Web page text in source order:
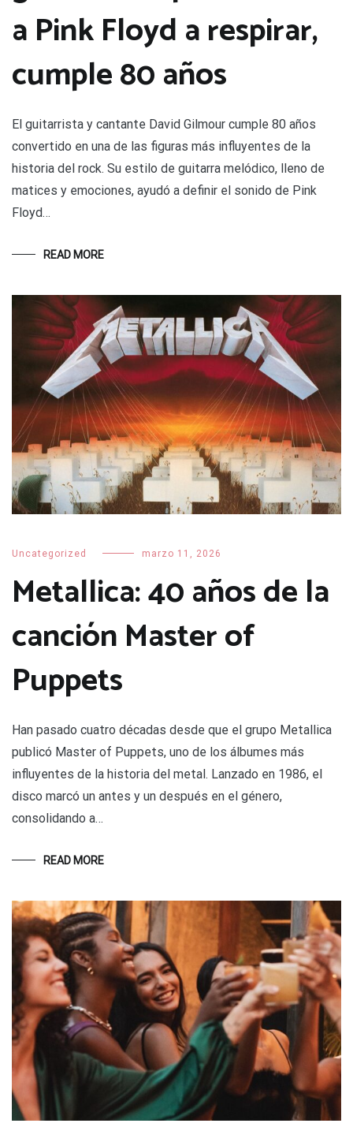
a Pink Floyd a respirar,
cumple 80 años
El guitarrista y cantante David Gilmour cumple 80 años
convertido en una de las figuras más influyentes de la
historia del rock. Su estilo de guitarra melódico, lleno de
matices y emociones, ayudó a definir el sonido de Pink
Floyd…
READ MORE
Uncategorized marzo 11, 2026
Metallica: 40 años de la
canción Master of
Puppets
Han pasado cuatro décadas desde que el grupo Metallica
publicó Master of Puppets, uno de los álbumes más
influyentes de la historia del metal. Lanzado en 1986, el
disco marcó un antes y un después en el género,
consolidando a…
READ MORE